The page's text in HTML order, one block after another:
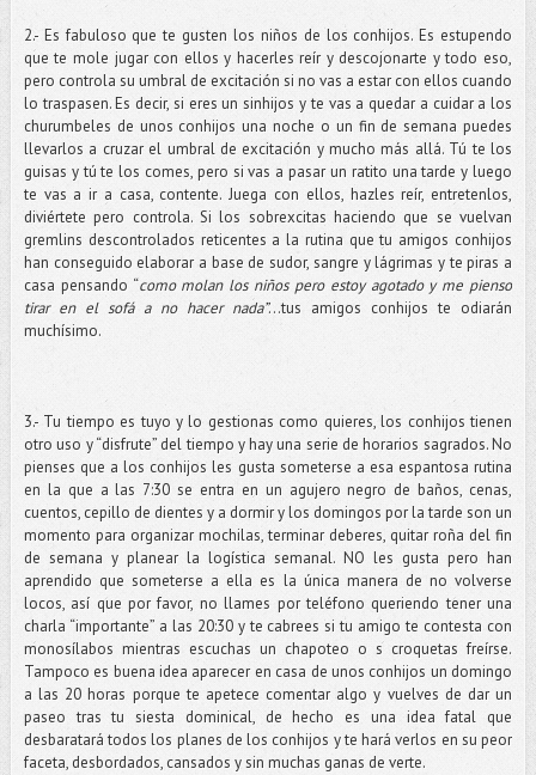
2.- Es fabuloso que te gusten los niños de los conhijos. Es estupendo
que te mole jugar con ellos y hacerles reír y descojonarte y todo eso,
pero controla su umbral de excitación si no vas a estar con ellos cuando
lo traspasen. Es decir, si eres un sinhijos y te vas a quedar a cuidar a los
churumbeles de unos conhijos una noche o un fin de semana puedes
llevarlos a cruzar el umbral de excitación y mucho más allá. Tú te los
guisas y tú te los comes, pero si vas a pasar un ratito una tarde y luego
te vas a ir a casa, contente. Juega con ellos, hazles reír, entretenlos,
diviértete pero controla. Si los sobrexcitas haciendo que se vuelvan
gremlins descontrolados reticentes a la rutina que tu amigos conhijos
han conseguido elaborar a base de sudor, sangre y lágrimas y te piras a
casa pensando “como molan los niños pero estoy agotado y me pienso
tirar en el sofá a no hacer nada”…tus amigos conhijos te odiarán
muchísimo.
3.- Tu tiempo es tuyo y lo gestionas como quieres, los conhijos tienen
otro uso y “disfrute” del tiempo y hay una serie de horarios sagrados. No
pienses que a los conhijos les gusta someterse a esa espantosa rutina
en la que a las 7:30 se entra en un agujero negro de baños, cenas,
cuentos, cepillo de dientes y a dormir y los domingos por la tarde son un
momento para organizar mochilas, terminar deberes, quitar roña del fin
de semana y planear la logística semanal. NO les gusta pero han
aprendido que someterse a ella es la única manera de no volverse
locos, así que por favor, no llames por teléfono queriendo tener una
charla “importante” a las 20:30 y te cabrees si tu amigo te contesta con
monosílabos mientras escuchas un chapoteo o s croquetas freírse.
Tampoco es buena idea aparecer en casa de unos conhijos un domingo
a las 20 horas porque te apetece comentar algo y vuelves de dar un
paseo tras tu siesta dominical, de hecho es una idea fatal que
desbaratará todos los planes de los conhijos y te hará verlos en su peor
faceta, desbordados, cansados y sin muchas ganas de verte.